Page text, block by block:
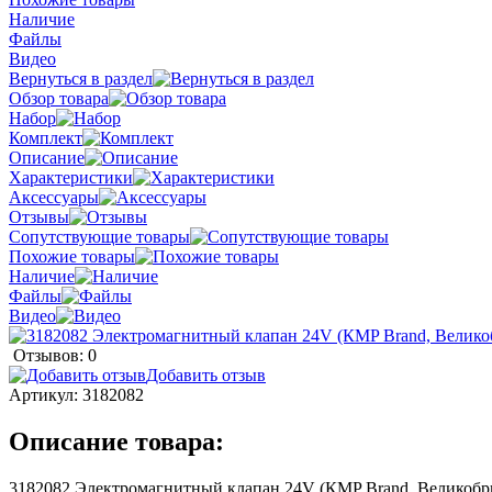
Наличие
Файлы
Видео
Вернуться в раздел
Обзор товара
Набор
Комплект
Описание
Характеристики
Аксессуары
Отзывы
Сопутствующие товары
Похожие товары
Наличие
Файлы
Видео
Отзывов: 0
Добавить отзыв
Артикул: 3182082
Описание товара:
3182082 Электромагнитный клапан 24V (КMP Brand,